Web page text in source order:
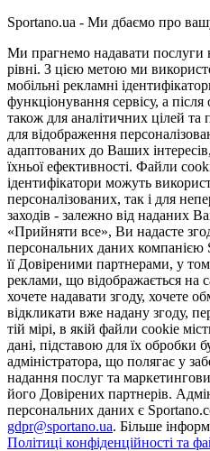
Sportano.ua - Ми дбаємо про
Ми прагнемо надавати
рівні. З цією метою ми
мобільні рекламні
функціонування сервісу, а
також для аналітичних цілей та
для відображення
адаптованих до Ваших
їхньої ефективності. Файли
ідентифікатори можуть
персоналізованих, так і для
заходів - залежно від наданих
«Прийняти все», Ви надасте
персональних даних
її Довіреними партнерами, у
реклами, що відображається на
хочете надавати згоду, хочете
відкликати вже надану згоду,
тій мірі, в якій файли cookie
дані, підставою для їх обробки
адміністратора, що полягає у
надання послуг та
його Довірених партнерів.
персональних даних є
gdpr@sportano.ua. Більше
Політиці конфіденційності та